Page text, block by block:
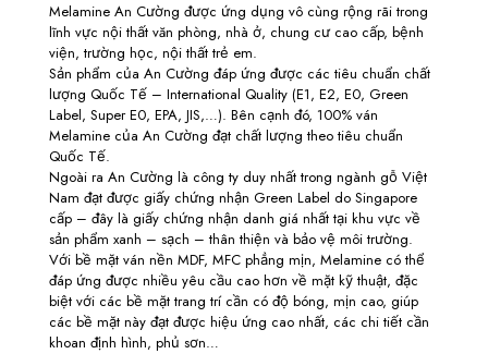
Melamine An Cường được ứng dụng vô cùng rộng rãi trong
lĩnh vực nội thất văn phòng, nhà ở, chung cư cao cấp, bệnh
viện, trường học, nội thất trẻ em.
Sản phẩm của An Cường đáp ứng được các tiêu chuẩn chất
lượng Quốc Tế – International Quality (E1, E2, E0, Green
Label, Super E0, EPA, JIS,…). Bên cạnh đó, 100% ván
Melamine của An Cường đạt chất lượng theo tiêu chuẩn
Quốc Tế.
Ngoài ra An Cường là công ty duy nhất trong ngành gỗ Việt
Nam đạt được giấy chứng nhận Green Label do Singapore
cấp – đây là giấy chứng nhận danh giá nhất tại khu vực về
sản phẩm xanh – sạch – thân thiện và bảo vệ môi trường.
Với bề mặt ván nền MDF, MFC phẳng mịn, Melamine có thể
đáp ứng được nhiều yêu cầu cao hơn về mặt kỹ thuật, đặc
biệt với các bề mặt trang trí cần có độ bóng, mịn cao, giúp
các bề mặt này đạt được hiệu ứng cao nhất, các chi tiết cần
khoan định hình, phủ sơn…